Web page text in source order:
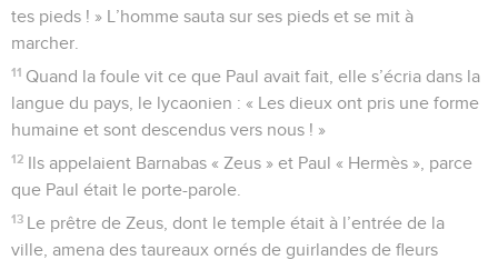
tes pieds ! » L’homme sauta sur ses pieds et se mit à
marcher.
11 Quand la foule vit ce que Paul avait fait, elle s’écria dans la
langue du pays, le lycaonien : « Les dieux ont pris une forme
humaine et sont descendus vers nous ! »
12 Ils appelaient Barnabas « Zeus » et Paul « Hermès », parce
que Paul était le porte-parole.
13 Le prêtre de Zeus, dont le temple était à l’entrée de la
ville, amena des taureaux ornés de guirlandes de fleurs